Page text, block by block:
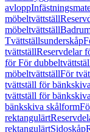
avlopp
möbeltvättställ
möbeltvättställ
Tvättställsunderskåp
tvättställReservdelar
för För
möbeltvättställFör
tvättställ för bänkskiva
tvättställ för
bänkskiva skålform
rektangulärt
rektangulärtSidoskåp